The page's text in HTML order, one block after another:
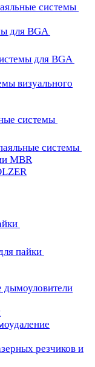
системы
для BGA
для BGA
визуального
системы
системы
MBR
пайки
дымоуловители
резчиков и